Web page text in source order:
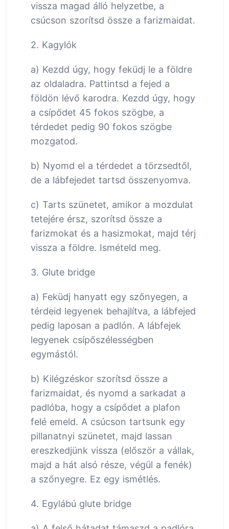
vissza magad álló helyzetbe, a
csúcson szorítsd össze a farizmaidat.
2. Kagylók
a) Kezdd úgy, hogy feküdj le a földre
az oldaladra. Pattintsd a fejed a
földön lévő karodra. Kezdd úgy, hogy
a csípődet 45 fokos szögbe, a
térdedet pedig 90 fokos szögbe
mozgatod.
b) Nyomd el a térdedet a törzsedtől,
de a lábfejedet tartsd összenyomva.
c) Tarts szünetet, amikor a mozdulat
tetejére érsz, szorítsd össze a
farizmokat és a hasizmokat, majd térj
vissza a földre. Ismételd meg.
3. Glute bridge
a) Feküdj hanyatt egy szőnyegen, a
térdeid legyenek behajlítva, a lábfejed
pedig laposan a padlón. A lábfejek
legyenek csípőszélességben
egymástól.
b) Kilégzéskor szorítsd össze a
farizmaidat, és nyomd a sarkadat a
padlóba, hogy a csípődet a plafon
felé emeld. A csúcson tartsunk egy
pillanatnyi szünetet, majd lassan
ereszkedjünk vissza (először a vállak,
majd a hát alsó része, végül a fenék)
a szőnyegre. Ez egy ismétlés.
4. Egylábú glute bridge